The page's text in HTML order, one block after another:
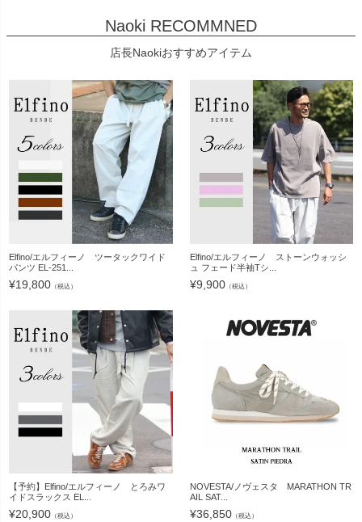
Naoki RECOMMNED
店長Naokiおすすめアイテム
Elfino/エルフィーノ ツータックワイド
パンツ EL-251...
¥19,800 （税込）
Elfino/エルフィーノ ストーンウォッシ
ュ フェード半袖Tシ...
¥9,900（税込）
【予約】Elfino/エルフィーノ とろみワ
イドスラックス EL...
¥20,900 （税込）
NOVESTA/ノヴェスタ MARATHON TR
AIL SAT...
¥36,850（税込）